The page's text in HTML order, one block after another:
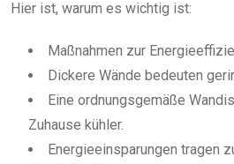
Hier ist, warum es wichtig ist:
Maßnahmen zur
Dickere Wände bedeuten
Eine ordnungsgemäße
Zuhause kühler.
Energieeinsparungen tragen